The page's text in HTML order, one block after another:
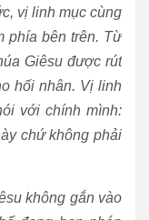
vị linh mục cùng
phía bên trên. Từ
Giêsu được rút
hối nhân. Vị linh
với chính mình:
chứ không phải
không gắn vào